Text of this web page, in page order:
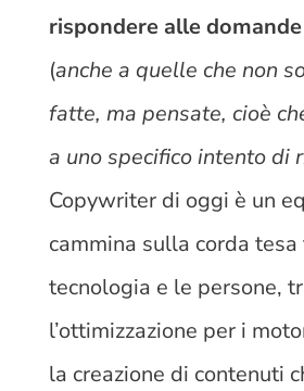
rispondere alle
(anche a quelle che non
fatte, ma pensate, cioè
a uno specifico intento di
Copywriter di oggi è un
cammina sulla corda
tecnologia e le persone,
l’ottimizzazione per i
la creazione di contenuti